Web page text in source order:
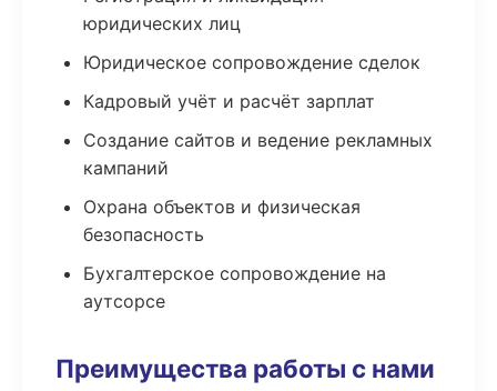
юридических лиц
Юридическое сопровождение сделок
Кадровый учёт и расчёт зарплат
Создание сайтов и ведение рекламных
кампаний
Охрана объектов и физическая
безопасность
Бухгалтерское сопровождение на
аутсорсе
Преимущества работы с нами